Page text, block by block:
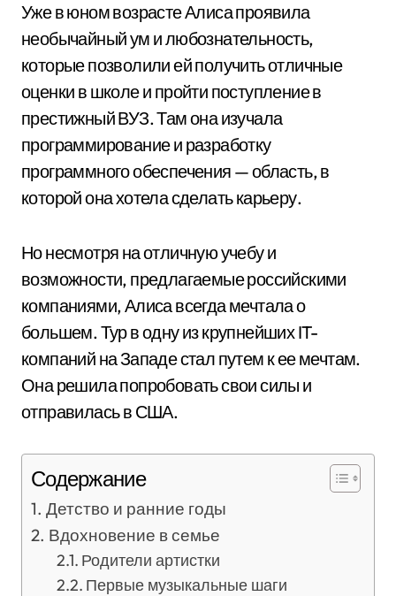
Уже в юном возрасте Алиса проявила
необычайный ум и любознательность,
которые позволили ей получить отличные
оценки в школе и пройти поступление в
престижный ВУЗ. Там она изучала
программирование и разработку
программного обеспечения — область, в
которой она хотела сделать карьеру.
Но несмотря на отличную учебу и
возможности, предлагаемые российскими
компаниями, Алиса всегда мечтала о
большем. Тур в одну из крупнейших IT-
компаний на Западе стал путем к ее мечтам.
Она решила попробовать свои силы и
отправилась в США.
Содержание
Детство и ранние годы
Вдохновение в семье
Родители артистки
Первые музыкальные шаги